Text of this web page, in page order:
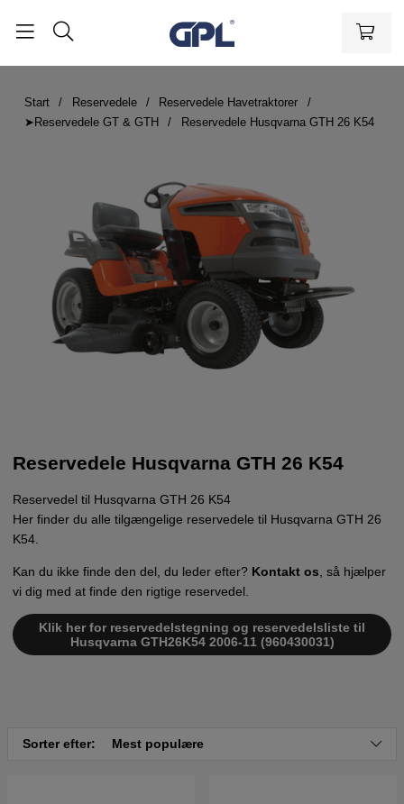
Start Reservedele
Reservedele Havetraktorer
➤Reservedele GT & GTH
Reservedele Husqvarna GTH 26 K54
Reservedele Husqvarna GTH 26 K54
Reservedel til Husqvarna GTH 26 K54
Her finder du alle tilgængelige reservedele til Husqvarna GTH 26
K54.
Kan du ikke finde den del, du leder efter? Kontakt os , så hjælper
vi dig med at finde den rigtige reservedel.
Klik her for reservedelstegning og reservedelsliste til
Husqvarna GTH26K54 2006-11 (960430031)
Sorter efter: Mest populære